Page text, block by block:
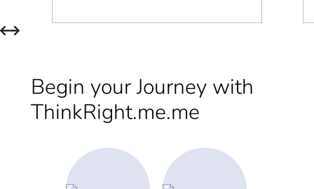
Begin your Journey with
ThinkRight.me.me